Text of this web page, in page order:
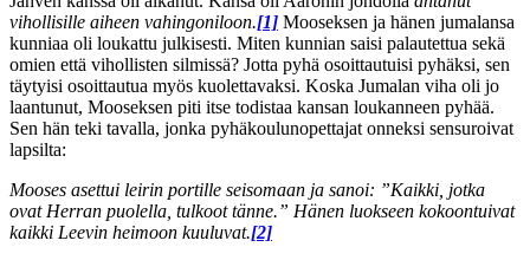
vihollisille aiheen vahingoniloon.[1] Mooseksen ja hänen jumalansa
kunniaa oli loukattu julkisesti. Miten kunnian saisi palautettua sekä
omien että vihollisten silmissä? Jotta pyhä osoittautuisi pyhäksi, sen
täytyisi osoittautua myös kuolettavaksi. Koska Jumalan viha oli jo
laantunut, Mooseksen piti itse todistaa kansan loukanneen pyhää.
Sen hän teki tavalla, jonka pyhäkoulunopettajat onneksi sensuroivat
lapsilta:
Mooses asettui leirin portille seisomaan ja sanoi: ”Kaikki, jotka
ovat Herran puolella, tulkoot tänne.” Hänen luokseen kokoontuivat
kaikki Leevin heimoon kuuluvat.[2]